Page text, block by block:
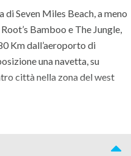
Seven Miles Beach, a meno
Bamboo e The Jungle,
Km dall’aeroporto di
una navetta, su
città nella zona del west